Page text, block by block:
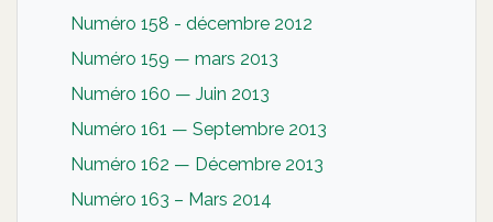
Numéro 158 - décembre 2012
Numéro 159 — mars 2013
Numéro 160 — Juin 2013
Numéro 161 — Septembre 2013
Numéro 162 — Décembre 2013
Numéro 163 – Mars 2014